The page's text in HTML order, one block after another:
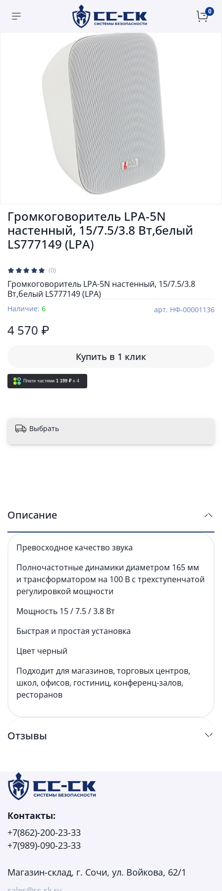
0
(0)
арт. НФ-00001136
Наличие: 6
Громкоговоритель LPA-5N
настенный, 15/7.5/3.8 Вт,белый
LS777149 (LPA)
4 570 ₽
Купить в 1 клик
Плати частями 1 199 ₽ x 4
Громкоговоритель LPA-5N настенный, 15/7.5/3.8
Вт,белый LS777149 (LPA)
Выбрать
Описание
Превосходное качество звука
Полночастотные динамики диаметром 165 мм
и трансформатором на 100 В с трехступенчатой
регулировкой мощности
Мощность 15 / 7.5 / 3.8 Вт
Быстрая и простая установка
Цвет черный
Подходит для магазинов, торговых центров,
школ, офисов, гостиниц, конференц-залов,
ресторанов
Отзывы
Контакты:
+7(862)-200-23-33
+7(989)-090-23-33
Магазин-склад, г. Сочи, ул. Войкова, 62/1